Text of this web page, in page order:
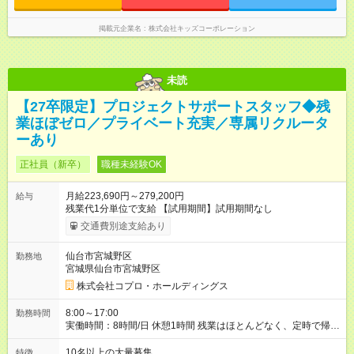
掲載元企業名 株式会社キッズコーポレーション
未読
【27卒限定】プロジェクトサポートスタッフ◆残
業ほぼゼロ／プライベート充実／専属リクルータ
ーあり
正社員（新卒） 職種未経験OK
給与
月給223,690円～279,200円
残業代1分単位で支給 【試用期間】試用期間なし
交通費別途支給あり
勤務地
仙台市宮城野区
宮城県仙台市宮城野区
株式会社コプロ・ホールディングス
勤務時間
8:00～17:00
実働時間：8時間/日 休憩1時間 残業はほとんどなく、定時で帰れ
る日が多い働き方です。 毎日の業務は進捗管理や事務が中心な
ので、 「今日やるべき仕事」が終われば、自然と区切りをつけ